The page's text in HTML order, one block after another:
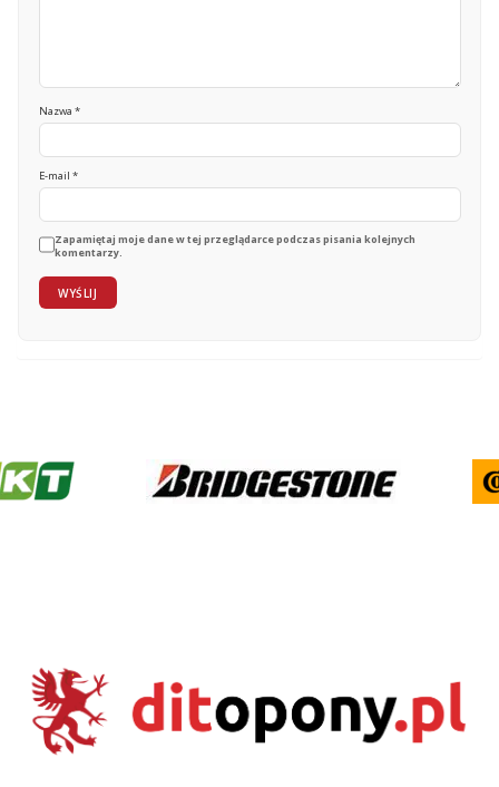
Nazwa *
E-mail *
Zapamiętaj moje dane w tej przeglądarce podczas pisania kolejnych
komentarzy.